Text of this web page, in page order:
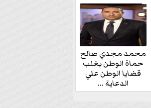
محمد مجدي صالح
حماة الوطن يغلب
قضايا الوطن علي
الدعاية ...